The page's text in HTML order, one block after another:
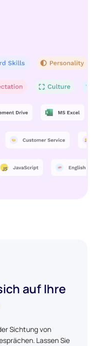
auf Ihre
Sichtung von
Lassen Sie